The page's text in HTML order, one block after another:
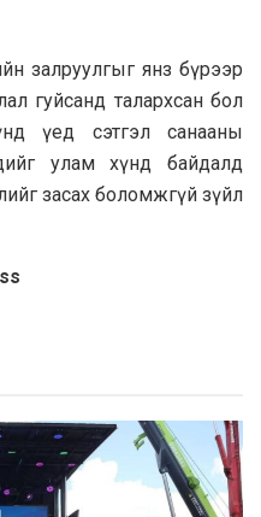
залруулгыг янз бүрээр
гуйсанд талархсан бол
үед сэтгэл санааны
улам хүнд байдалд
засах боломжгүй зүйл